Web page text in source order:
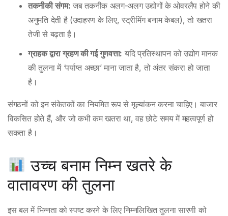
तकनीकी संगम: जब तकनीक अलग-अलग उद्योगों के ओवरलैप होने की
अनुमति देती है (उदाहरण के लिए, स्ट्रीमिंग बनाम केबल), तो खतरा
तेजी से बढ़ता है।
ग्राहक द्वारा ग्रहण की गई गुणवत्ता: यदि प्रतिस्थापन को उद्योग मानक
की तुलना में ‘पर्याप्त अच्छा’ माना जाता है, तो अंतर संकरा हो जाता
है।
संगठनों को इन संकेतकों का नियमित रूप से मूल्यांकन करना चाहिए। बाजार
विकसित होते हैं, और जो कभी कम खतरा था, वह छोटे समय में महत्वपूर्ण हो
सकता है।
उच्च बनाम निम्न खतरे के
वातावरण की तुलना
इस बल में भिन्नता को स्पष्ट करने के लिए निम्नलिखित तुलना सारणी को